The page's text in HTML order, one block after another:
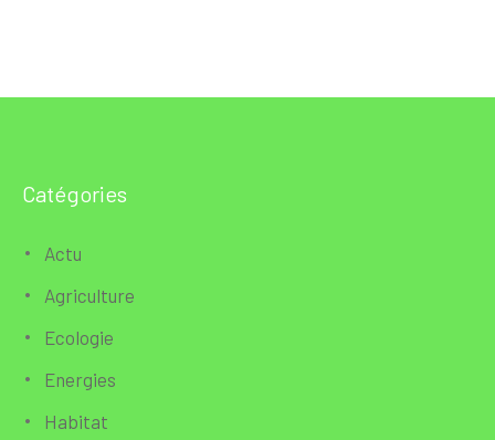
Catégories
Actu
Agriculture
Ecologie
Energies
Habitat